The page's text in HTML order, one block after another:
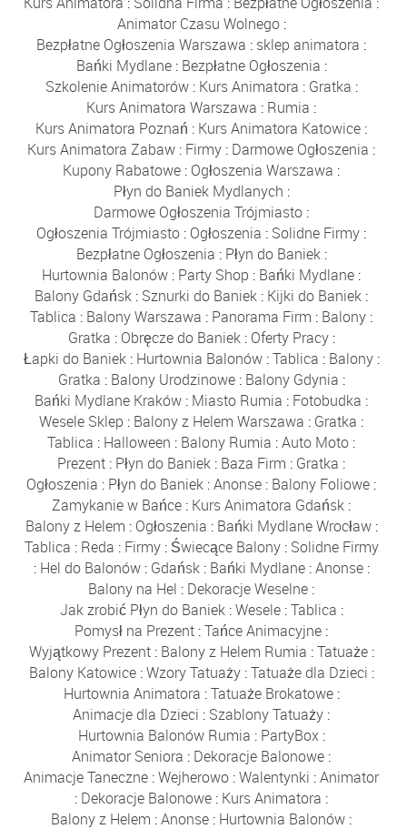
Animator Czasu Wolnego:
Bezpłatne Ogłoszenia Warszawa : sklep animatora :
Bańki Mydlane: Bezpłatne Ogłoszenia :
Szkolenie Animatorów: Kurs Animatora : Gratka :
Kurs Animatora Warszawa : Rumia :
Kurs Animatora Poznań : Kurs Animatora Katowice :
Kurs Animatora Zabaw : Firmy : Darmowe Ogłoszenia :
Kupony Rabatowe : Ogłoszenia Warszawa :
Płyn do Baniek Mydlanych :
Darmowe Ogłoszenia Trójmiasto :
Ogłoszenia Trójmiasto : Ogłoszenia : Solidne Firmy :
Bezpłatne Ogłoszenia : Płyn do Baniek:
Hurtownia Balonów : Party Shop : Bańki Mydlane :
Balony Gdańsk : Sznurki do Baniek : Kijki do Baniek :
Tablica : Balony Warszawa : Panorama Firm : Balony :
Gratka : Obręcze do Baniek: Oferty Pracy:
Łapki do Baniek: Hurtownia Balonów:Tablica : Balony:
Gratka : Balony Urodzinowe: Balony Gdynia :
Bańki Mydlane Kraków : Miasto Rumia : Fotobudka :
Wesele Sklep : Balony z Helem Warszawa : Gratka :
Tablica : Halloween : Balony Rumia :Auto Moto :
Prezent : Płyn do Baniek : Baza Firm : Gratka :
Ogłoszenia : Płyn do Baniek :Anonse : Balony Foliowe :
Zamykanie w Bańce : Kurs Animatora Gdańsk :
Balony z Helem : Ogłoszenia : Bańki Mydlane Wrocław:
Tablica : Reda : Firmy: Świecące Balony: Solidne Firmy
: Hel do Balonów: Gdańsk: Bańki Mydlane:Anonse:
Balony na Hel : Dekoracje Weselne :
Jak zrobić Płyn do Baniek:Wesele:Tablica :
Pomysł na Prezent :Tańce Animacyjne :
Wyjątkowy Prezent: Balony z Helem Rumia :Tatuaże:
Balony Katowice:Wzory Tatuaży:Tatuaże dla Dzieci :
Hurtownia Animatora :Tatuaże Brokatowe:
Animacje dla Dzieci : Szablony Tatuaży :
Hurtownia Balonów Rumia : PartyBox:
Animator Seniora : Dekoracje Balonowe :
Animacje Taneczne :Wejherowo :Walentynki :Animator
: Dekoracje Balonowe : Kurs Animatora :
Balony z Helem :Anonse : Hurtownia Balonów :